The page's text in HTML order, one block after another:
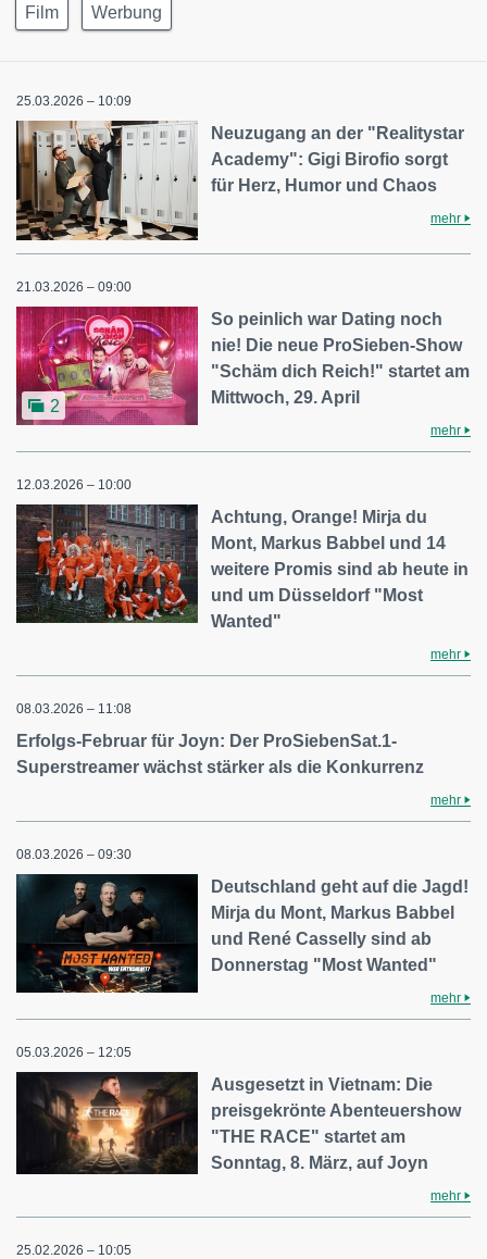
Film Werbung
25.03.2026 – 10:09
Neuzugang an der "Realitystar
Academy": Gigi Birofio sorgt
für Herz, Humor und Chaos
mehr
21.03.2026 – 09:00
2
So peinlich war Dating noch
nie! Die neue ProSieben-Show
"Schäm dich Reich!" startet am
Mittwoch, 29. April
mehr
12.03.2026 – 10:00
Achtung, Orange! Mirja du
Mont, Markus Babbel und 14
weitere Promis sind ab heute in
und um Düsseldorf "Most
Wanted"
mehr
08.03.2026 – 11:08
Erfolgs-Februar für Joyn: Der ProSiebenSat.1-
Superstreamer wächst stärker als die Konkurrenz
mehr
08.03.2026 – 09:30
Deutschland geht auf die Jagd!
Mirja du Mont, Markus Babbel
und René Casselly sind ab
Donnerstag "Most Wanted"
mehr
05.03.2026 – 12:05
Ausgesetzt in Vietnam: Die
preisgekrönte Abenteuershow
"THE RACE" startet am
Sonntag, 8. März, auf Joyn
mehr
25.02.2026 – 10:05